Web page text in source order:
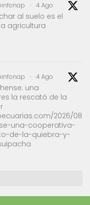
· 4 Ago
al suelo es el
agricultura
· 4 Ago
una
la rescató de la
2026/08/
una-cooperativa-
de-la-quiebra-y-